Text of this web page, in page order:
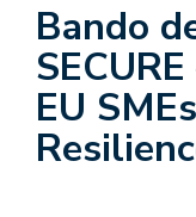
Bando
EU